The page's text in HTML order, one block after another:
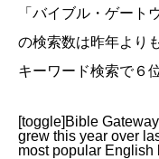
「バイブル・ゲート
の検索数は昨年より
キーワード検索で６
[toggle]Bible Gateway
grew this year over
most popular English